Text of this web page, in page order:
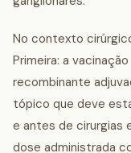
No contexto
Primeira: a
recombinante
tópico que deve
e antes de cirurgias
dose administrada